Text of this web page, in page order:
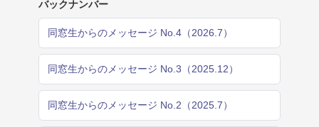
バックナンバー
同窓生からのメッセージ No.4（2026.7）
同窓生からのメッセージ No.3（2025.12）
同窓生からのメッセージ No.2（2025.7）